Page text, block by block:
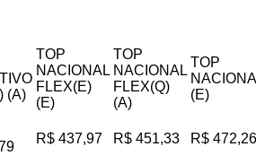
(A)
TOP
NACIONAL
FLEX(E)
(E)
TOP
NACIONAL
FLEX(Q)
(A)
TOP
(E)
R$ 437,97 R$ 451,33 R$ 472,26